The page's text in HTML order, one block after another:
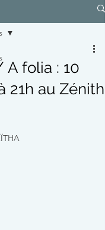
folia : 10
21h au Zénith